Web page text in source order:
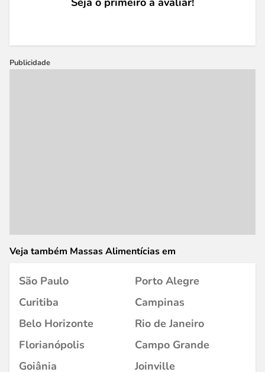
Publicidade
Veja também Massas Alimentícias em
São Paulo
Porto Alegre
Curitiba
Campinas
Belo Horizonte
Rio de Janeiro
Florianópolis
Campo Grande
Goiânia
Joinville